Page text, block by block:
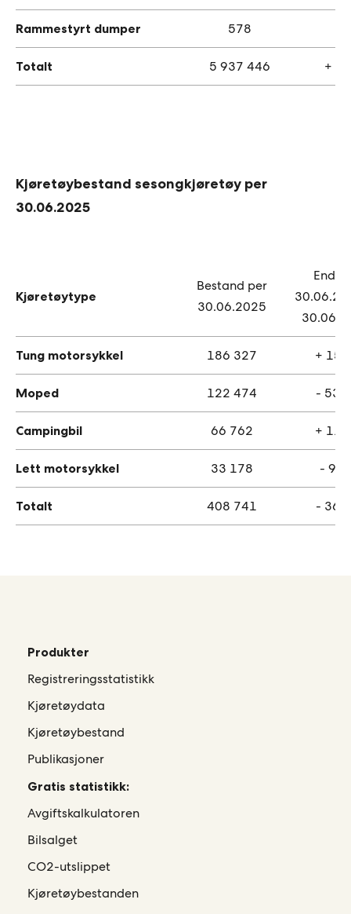
Rammestyrt dumper 578
Totalt 5 937 446 +
Kjøretøybestand sesongkjøretøy per
30.06.2025
Kjøretøytype
Bestand per
30.06.2025
Tung motorsykkel 186 327 +
Moped 122 474 -
Campingbil 66 762 +
Lett motorsykkel 33 178 -
Totalt 408 741 -
Produkter
Registreringsstatistikk
Kjøretøydata
Kjøretøybestand
Publikasjoner
Gratis statistikk:
Avgiftskalkulatoren
Bilsalget
CO2-utslippet
Kjøretøybestanden